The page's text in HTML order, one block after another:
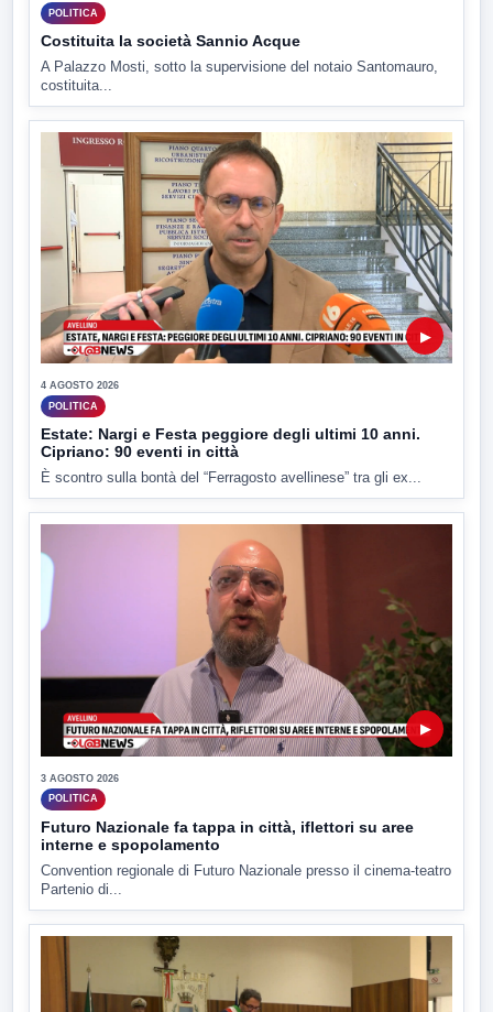
POLITICA
Costituita la società Sannio Acque
A Palazzo Mosti, sotto la supervisione del notaio Santomauro,
costituita...
▶
4 AGOSTO 2026
POLITICA
Estate: Nargi e Festa peggiore degli ultimi 10 anni.
Cipriano: 90 eventi in città
È scontro sulla bontà del “Ferragosto avellinese” tra gli ex...
▶
3 AGOSTO 2026
POLITICA
Futuro Nazionale fa tappa in città, iflettori su aree
interne e spopolamento
Convention regionale di Futuro Nazionale presso il cinema-teatro
Partenio di...